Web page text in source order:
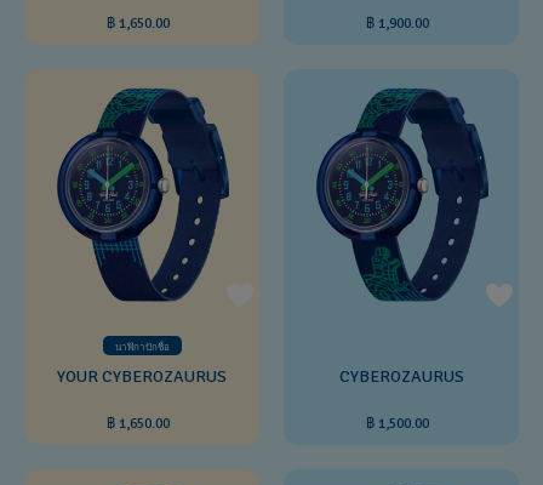
฿ 1,650.00 ฿ 1,900.00
นาฬิกาปักชื่อ
YOUR CYBEROZAURUS
฿ 1,650.00
CYBEROZAURUS
฿ 1,500.00